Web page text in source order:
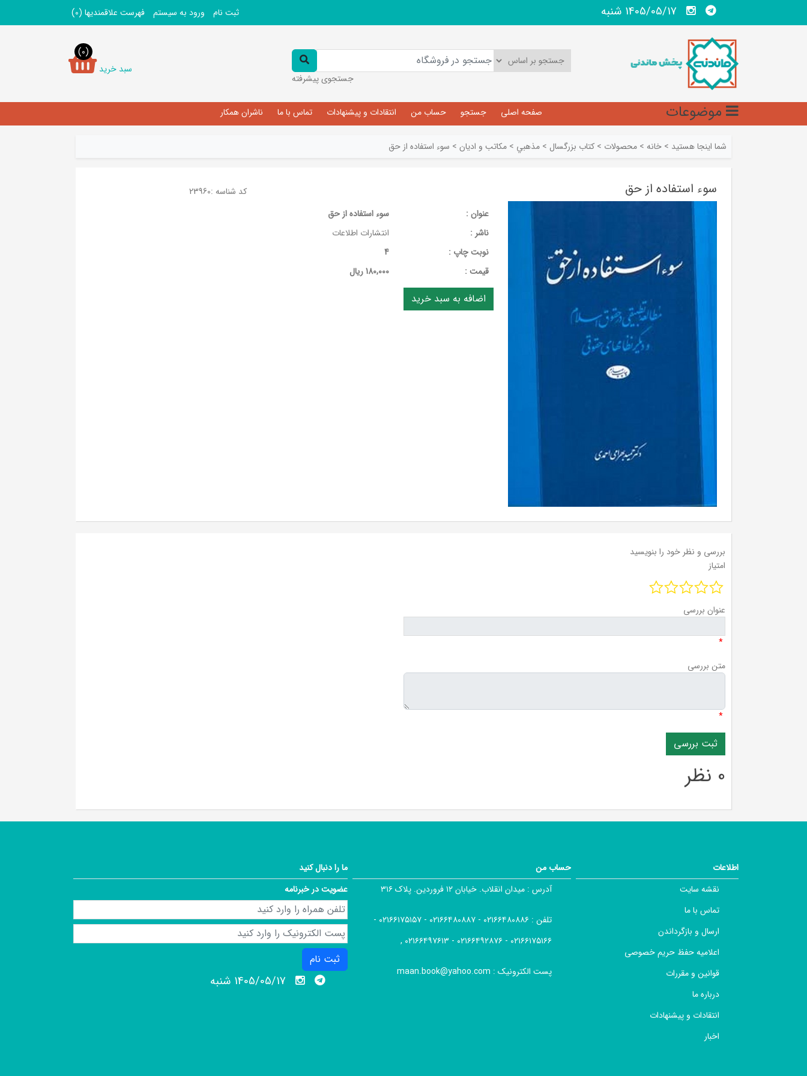
1405/05/17 شنبه ثبت نام ورود به سیستم فهرست علاقمندیها (0)
جستجوی پیشرفته
سبد خرید
(0)
موضوعات صفحه اصلی جستجو حساب من انتقادات و پیشنهادات تماس با ما ناشران همکار
شما اینجا هستید > خانه > محصولات > کتاب بزرگسال > مذهبي > مکاتب و اديان > سوء استفاده از حق
سوء استفاده از حق کد شناسه :23960
عنوان :
سوء استفاده از حق
ناشر :
انتشارات اطلاعات
نوبت چاپ :
4
قيمت :
180,000 ریال
بررسی و نظر خود را بنویسید
امتیاز
عنوان بررسی
*
متن بررسی
*
0 نظر
اطلاعات
نقشه سایت
تماس با ما
ارسال و بازگرداندن
اعلامیه حفظ حریم خصوصی
قوانین و مقررات
درباره ما
انتقادات و پیشنهادات
اخبار
حساب من
آدرس : میدان انقلاب. خیابان ۱۲ فروردین. پلاک ۳۱۶
تلفن :
۰۲۱۶۶۴۸۰۸۸۶ - ۰۲۱۶۶۴۸۰۸۸۷ - ۰۲۱۶۶۱۷۵۱۵۷ -
۰۲۱۶۶۱۷۵۱۶۶ - ۰۲۱۶۶۴۹۲۸۷۶ - ۰۲۱۶۶۴۹۷۶۱۳ ,
پست الکترونیک : maan.book@yahoo.com
ما را دنبال کنید
عضویت در خبرنامه
ثبت نام
1405/05/17 شنبه